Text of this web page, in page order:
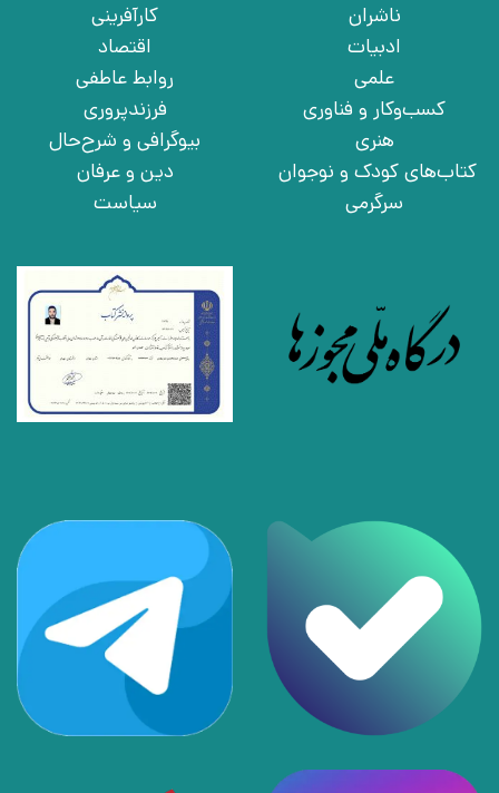
ناشران
ادبیات
علمی
کسب‌وکار و فناوری
هنری
کتاب‌های کودک و نوجوان
سرگرمی
کارآفرینی
اقتصاد
روابط عاطفی
فرزندپروری
بیوگرافی و شرح‌حال
دین و عرفان
سیاست